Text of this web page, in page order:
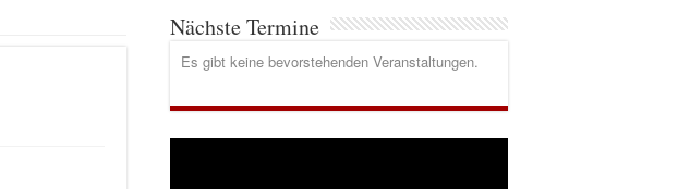
Nächste Termine
Es gibt keine bevorstehenden Veranstaltungen.